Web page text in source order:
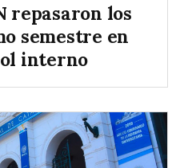
repasaron los
semestre en
interno